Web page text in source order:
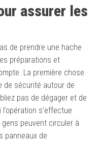
assurer les
de prendre une hache
préparations et
La première chose
de sécurité autour de
pas de dégager et de
s’effectue
gens peuvent circuler à
panneaux de